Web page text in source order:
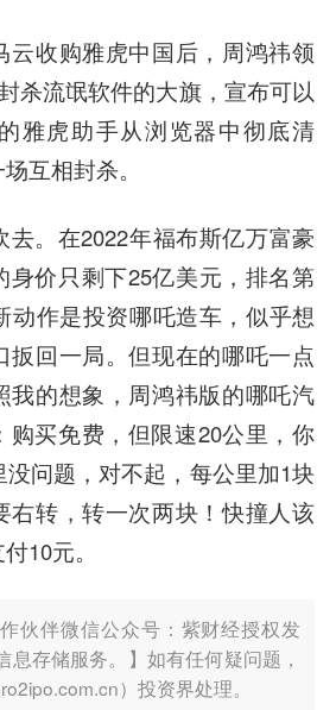
云收购雅虎中国后，周鸿祎领
杀流氓软件的大旗，宣布可以
雅虎助手从浏览器中彻底清
互相封杀。
去。在2022年福布斯亿万富豪
身价只剩下25亿美元，排名第
动作是投资哪吒造车，似乎想
扳回一局。但现在的哪吒一点
我的想象，周鸿祎版的哪吒汽
购买免费，但限速20公里，你
问题，对不起，每公里加1块
右转，转一次两块！快撞人该
10元。
伙伴微信公众号：紫财经授权发
息存储服务。】如有任何疑问题，
）投资界处理。